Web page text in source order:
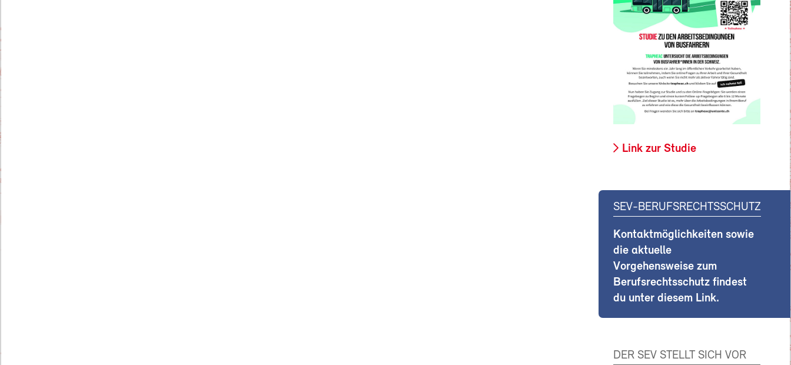
Link zur Studie
SEV-BERUFSRECHTSSCHUTZ
Kontaktmöglichkeiten sowie
die aktuelle
Vorgehensweise zum
Berufsrechtsschutz findest
du unter diesem Link.
DER SEV STELLT SICH VOR